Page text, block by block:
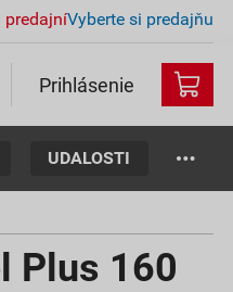
predajníVyberte si predajňu
Prihlásenie
UDALOSTI
Plus 160